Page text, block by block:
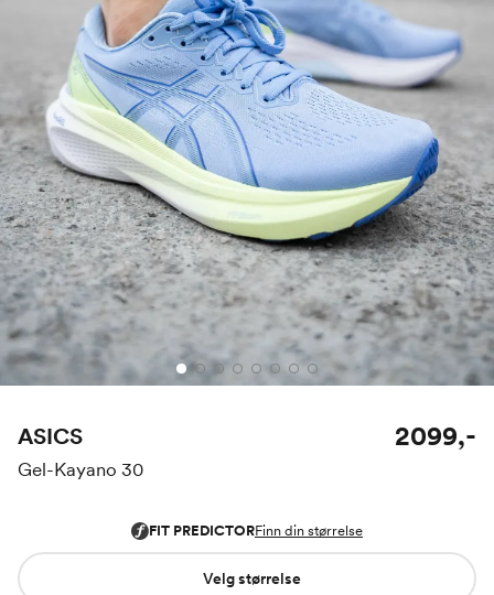
ASICS
Gel-Kayano 30
2099,-
Velg størrelse